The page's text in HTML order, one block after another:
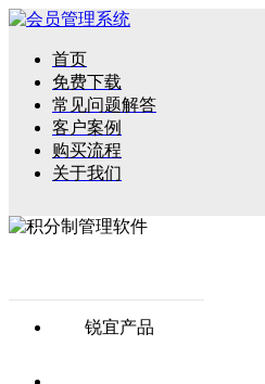
首页
免费下载
常见问题解答
客户案例
购买流程
关于我们
锐宜产品